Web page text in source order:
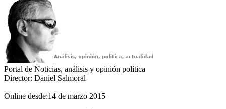
Portal de Noticias, análisis y opinión política
Director: Daniel Salmoral
Online desde:14 de marzo 2015